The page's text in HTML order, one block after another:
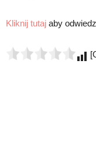
Kliknij tutaj aby